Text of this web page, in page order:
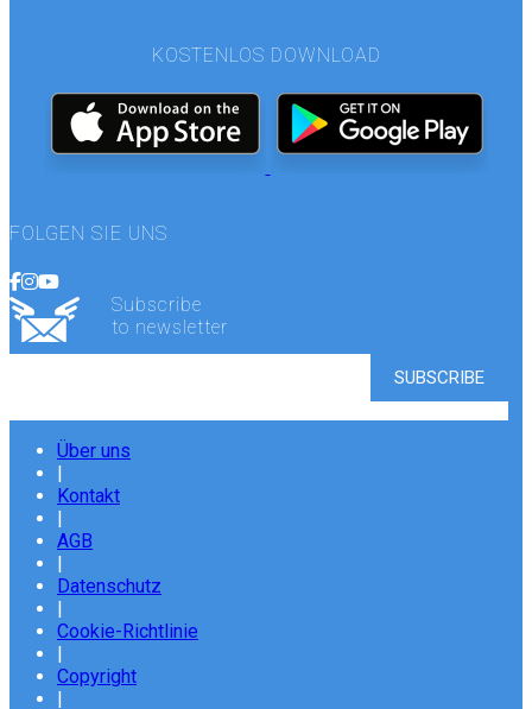
KOSTENLOS DOWNLOAD
FOLGEN SIE UNS
Subscribe
to newsletter
Über uns
|
Kontakt
|
AGB
|
Datenschutz
|
Cookie-Richtlinie
|
Copyright
|